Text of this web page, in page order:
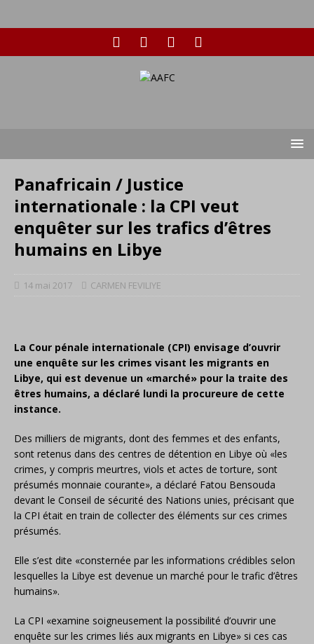
Panafricain / Justice
internationale : la CPI veut
enquêter sur les trafics d’êtres
humains en Libye
14 mai 2017 CARMEN FEVILIYE
La Cour pénale internationale (CPI) envisage d’ouvrir
une enquête sur les crimes visant les migrants en
Libye, qui est devenue un «marché» pour la traite des
êtres humains, a déclaré lundi la procureure de cette
instance.
Des milliers de migrants, dont des femmes et des enfants,
sont retenus dans des centres de détention en Libye où «les
crimes, y compris meurtres, viols et actes de torture, sont
présumés monnaie courante», a déclaré Fatou Bensouda
devant le Conseil de sécurité des Nations unies, précisant que
la CPI était en train de collecter des éléments sur ces crimes
présumés.
Elle s’est dite «consternée par les informations crédibles selon
lesquelles la Libye est devenue un marché pour le trafic d’êtres
humains».
La CPI «examine soigneusement la possibilité d’ouvrir une
enquête sur les crimes liés aux migrants en Libye» si ces cas